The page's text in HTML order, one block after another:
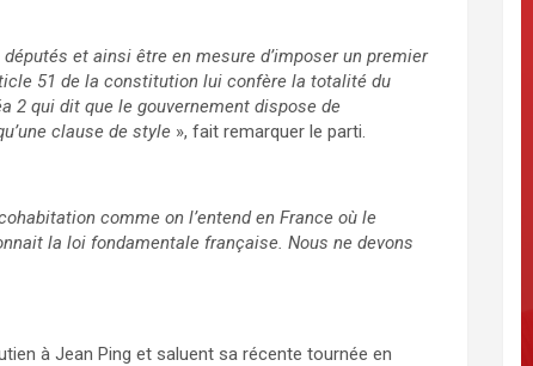
et ainsi être en mesure d’imposer un premier
51 de la constitution lui confère la totalité du
2 qui dit que le gouvernement dispose de
clause de style », fait remarquer le parti.
comme on l’entend en France où le
la loi fondamentale française. Nous ne devons
à Jean Ping et saluent sa récente tournée en